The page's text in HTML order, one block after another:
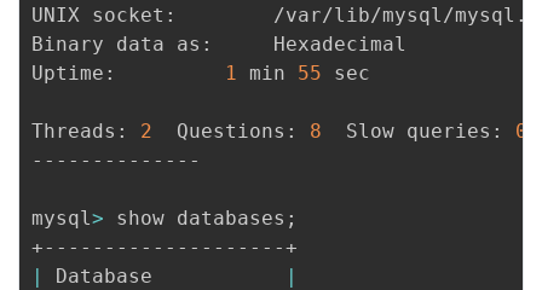
UNIX socket:		/var/lib/mysql/mysql.sock
Binary data as:		Hexadecimal
1 min 55 sec
Threads: 2
  Questions:
8
  Slow queries:
0
--------------
mysql> show databases ;
Database